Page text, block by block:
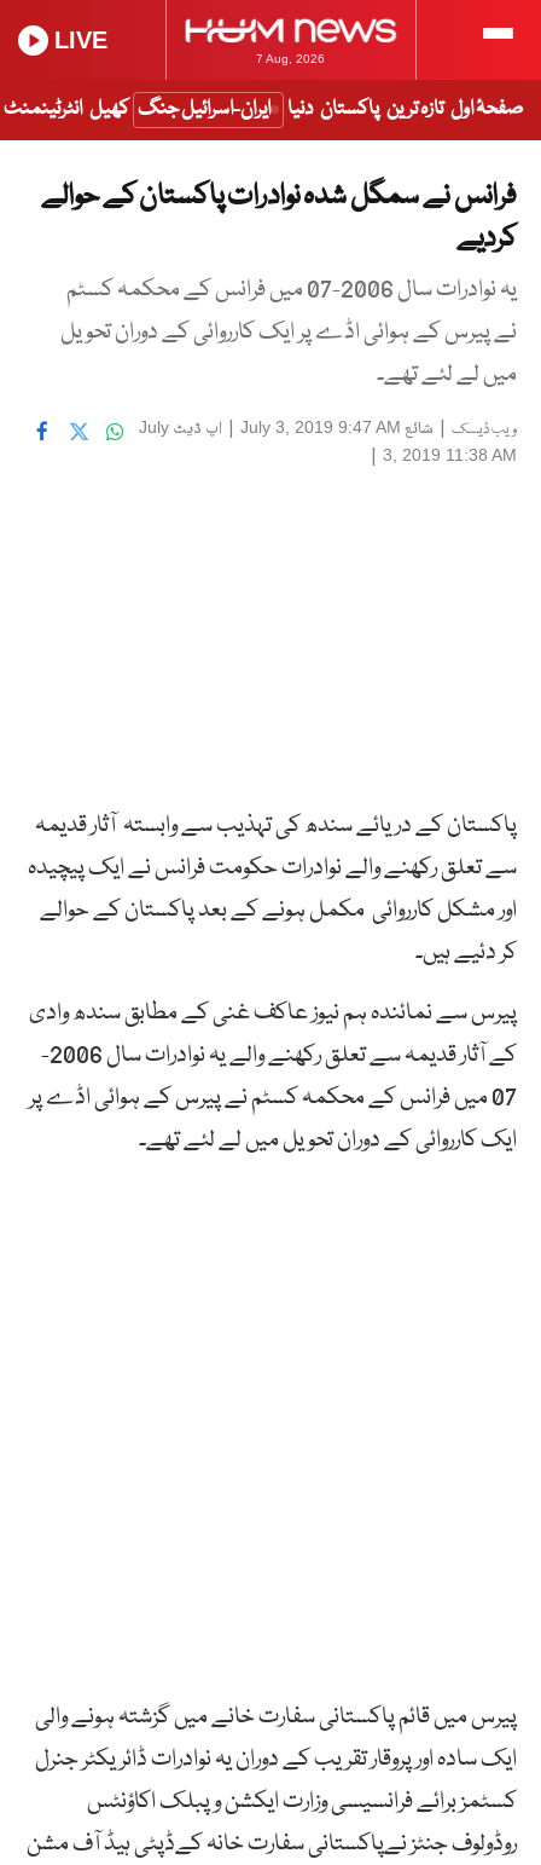
7 Aug, 2026
LIVE
صفحۂ اول تازہ ترین پاکستان دنیا ایران-اسرائیل جنگ کھیل انٹرٹینمنٹ
فرانس نے سمگل شدہ نوادرات پاکستان کے حوالے
کردیے
یہ نوادرات سال 2006-07 میں فرانس کے محکمہ کسٹم
نے پیرس کے ہوائی اڈے پر ایک کارروائی کے دوران تحویل
میں لے لئے تھے۔
ویب ڈیسک | شائع July 3, 2019 9:47 AM
| اپ ڈیٹ July
3, 2019 11:38 AM
|
‎پاکستان کے دریائے سندھ کی تہذیب سے وابستہ آثار قدیمہ
سے تعلق رکھنے والے نوادرات حکومت فرانس نے ایک پیچیدہ
اور مشکل کارروائی مکمل ہونے کے بعد پاکستان کے حوالے
کر دئیے ہیں۔
‎پیرس سے نمائندہ ہم نیوز عاکف غنی کے مطابق سندھ وادی
کے آثار قدیمہ سے تعلق رکھنے والے یہ نوادرات سال 2006-
07 میں فرانس کے محکمہ کسٹم نے پیرس کے ہوائی اڈے پر
ایک کارروائی کے دوران تحویل میں لے لئے تھے۔
پیرس میں قائم پاکستانی سفارت خانے میں گزشتہ ہونے والی
ایک سادہ اور پروقار تقریب کے دوران یہ نوادرات ڈائریکٹر جنرل
کسٹمز برائے فرانسیسی وزارت ایکشن و پبلک اکاؤنٹس
روڈولوف جنٹز نےپاکستانی سفارت خانہ کےڈپٹی ہیڈ آف مشن